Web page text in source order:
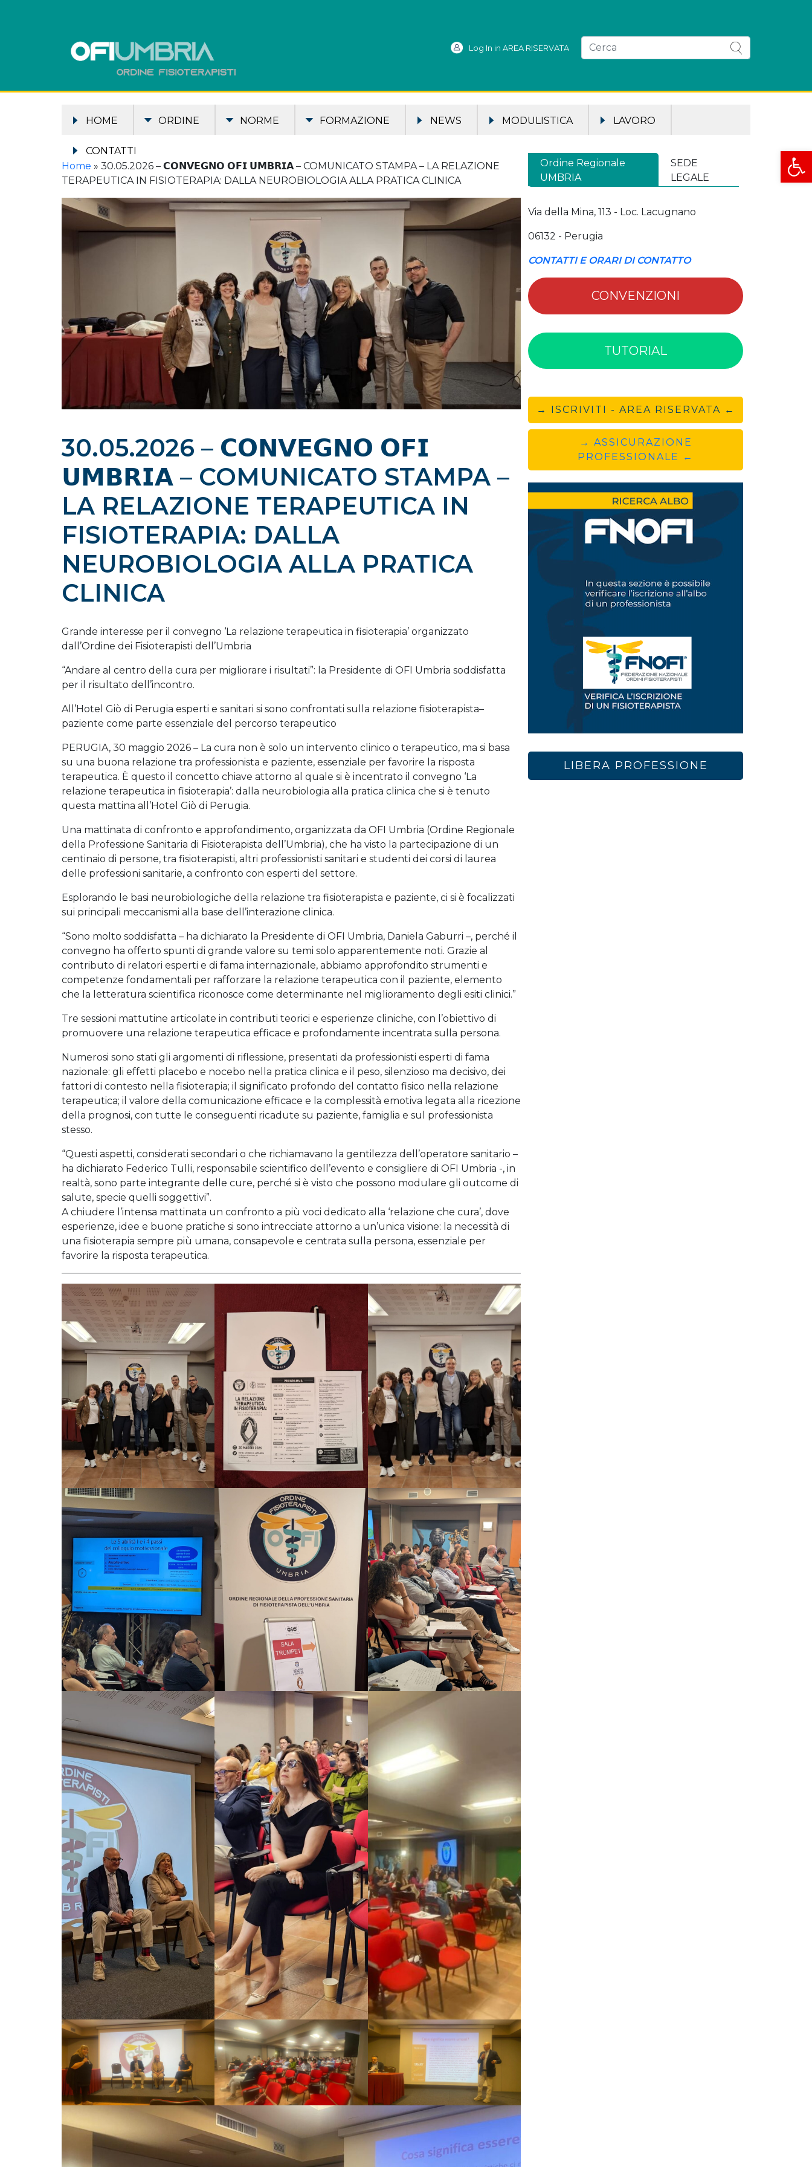
Apri
Log In in AREA RISERVATA
HOME ORDINE NORME FORMAZIONE NEWS MODULISTICA LAVORO
CONTATTI
Home » 30.05.2026 – 𝗖𝗢𝗡𝗩𝗘𝗚𝗡𝗢 𝗢𝗙𝗜 𝗨𝗠𝗕𝗥𝗜𝗔 – COMUNICATO STAMPA – LA RELAZIONE
TERAPEUTICA IN FISIOTERAPIA: DALLA NEUROBIOLOGIA ALLA PRATICA CLINICA
30.05.2026 – 𝗖𝗢𝗡𝗩𝗘𝗚𝗡𝗢 𝗢𝗙𝗜
𝗨𝗠𝗕𝗥𝗜𝗔 – COMUNICATO STAMPA –
LA RELAZIONE TERAPEUTICA IN
FISIOTERAPIA: DALLA
NEUROBIOLOGIA ALLA PRATICA
CLINICA
Grande interesse per il convegno ‘La relazione terapeutica in fisioterapia’ organizzato
dall’Ordine dei Fisioterapisti dell’Umbria
“Andare al centro della cura per migliorare i risultati”: la Presidente di OFI Umbria soddisfatta
per il risultato dell’incontro.
All’Hotel Giò di Perugia esperti e sanitari si sono confrontati sulla relazione fisioterapista–
paziente come parte essenziale del percorso terapeutico
PERUGIA, 30 maggio 2026 – La cura non è solo un intervento clinico o terapeutico, ma si basa
su una buona relazione tra professionista e paziente, essenziale per favorire la risposta
terapeutica. È questo il concetto chiave attorno al quale si è incentrato il convegno ‘La
relazione terapeutica in fisioterapia’: dalla neurobiologia alla pratica clinica che si è tenuto
questa mattina all’Hotel Giò di Perugia.
Una mattinata di confronto e approfondimento, organizzata da OFI Umbria (Ordine Regionale
della Professione Sanitaria di Fisioterapista dell’Umbria), che ha visto la partecipazione di un
centinaio di persone, tra fisioterapisti, altri professionisti sanitari e studenti dei corsi di laurea
delle professioni sanitarie, a confronto con esperti del settore.
Esplorando le basi neurobiologiche della relazione tra fisioterapista e paziente, ci si è focalizzati
sui principali meccanismi alla base dell’interazione clinica.
“Sono molto soddisfatta – ha dichiarato la Presidente di OFI Umbria, Daniela Gaburri –, perché il
convegno ha offerto spunti di grande valore su temi solo apparentemente noti. Grazie al
contributo di relatori esperti e di fama internazionale, abbiamo approfondito strumenti e
competenze fondamentali per rafforzare la relazione terapeutica con il paziente, elemento
che la letteratura scientifica riconosce come determinante nel miglioramento degli esiti clinici.”
Tre sessioni mattutine articolate in contributi teorici e esperienze cliniche, con l’obiettivo di
promuovere una relazione terapeutica efficace e profondamente incentrata sulla persona.
Numerosi sono stati gli argomenti di riflessione, presentati da professionisti esperti di fama
nazionale: gli effetti placebo e nocebo nella pratica clinica e il peso, silenzioso ma decisivo, dei
fattori di contesto nella fisioterapia; il significato profondo del contatto fisico nella relazione
terapeutica; il valore della comunicazione efficace e la complessità emotiva legata alla ricezione
della prognosi, con tutte le conseguenti ricadute su paziente, famiglia e sul professionista
stesso.
“Questi aspetti, considerati secondari o che richiamavano la gentilezza dell’operatore sanitario –
ha dichiarato Federico Tulli, responsabile scientifico dell’evento e consigliere di OFI Umbria -, in
realtà, sono parte integrante delle cure, perché si è visto che possono modulare gli outcome di
salute, specie quelli soggettivi”.
A chiudere l’intensa mattinata un confronto a più voci dedicato alla ‘relazione che cura’, dove
esperienze, idee e buone pratiche si sono intrecciate attorno a un’unica visione: la necessità di
una fisioterapia sempre più umana, consapevole e centrata sulla persona, essenziale per
favorire la risposta terapeutica.
Ordine Regionale
UMBRIA
SEDE
LEGALE
Via della Mina, 113 - Loc. Lacugnano
06132 - Perugia
CONTATTI E ORARI DI CONTATTO
CONVENZIONI
TUTORIAL
→ ISCRIVITI - AREA RISERVATA ←
→ ASSICURAZIONE
PROFESSIONALE ←
LIBERA PROFESSIONE